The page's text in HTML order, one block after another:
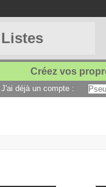
Listes
Créez vos
J'ai déjà un compte :